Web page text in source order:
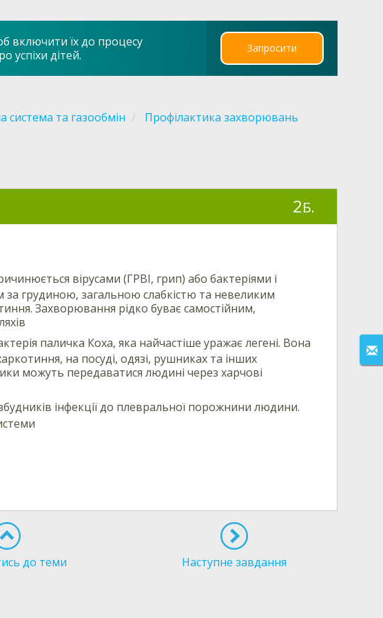
включити їх до процесу
успіхи дітей.
Запросити
система та газообмін
Профілактика захворювань
2Б.
вірусами (ГРВІ, грип) або бактеріями і
грудиною, загальною слабкістю та невеликим
Захворювання рідко буває самостійним,
паличка Коха, яка найчастіше уражає легені. Вона
на посуді, одязі, рушниках та інших
можуть передаватися людині через харчові
інфекції до плевральної порожнини людини.
до теми Наступне завдання